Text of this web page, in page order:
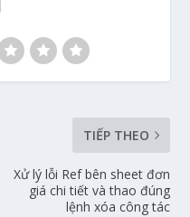
TIẾP THEO
Xử lý lỗi Ref bên sheet đơn
giá chi tiết và thao đúng
lệnh xóa công tác